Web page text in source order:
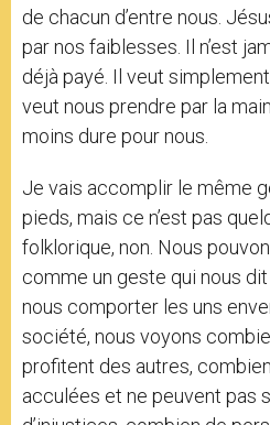
de chacun d’entre nous.
par nos faiblesses. Il n’est
déjà payé. Il veut
veut nous prendre par la
moins dure pour nous.
Je vais accomplir le même
pieds, mais ce n’est pas
folklorique, non. Nous
comme un geste qui nous
nous comporter les uns
société, nous voyons
profitent des autres,
acculées et ne peuvent pas